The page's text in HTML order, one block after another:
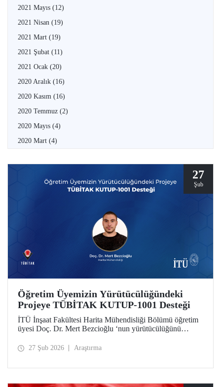
2021 Mayıs (12)
2021 Nisan (19)
2021 Mart (19)
2021 Şubat (11)
2021 Ocak (20)
2020 Aralık (16)
2020 Kasım (16)
2020 Temmuz (2)
2020 Mayıs (4)
2020 Mart (4)
27
Şub
Öğretim Üyemizin Yürütücülüğündeki
Projeye TÜBİTAK KUTUP-1001 Desteği
İTÜ İnşaat Fakültesi Harita Mühendisliği Bölümü öğretim
üyesi Doç. Dr. Mert Bezcioğlu ‘nun yürütücülüğünü
Programı kapsamında desteğe değer görüldü.
27 Şub 2026 Araştırma